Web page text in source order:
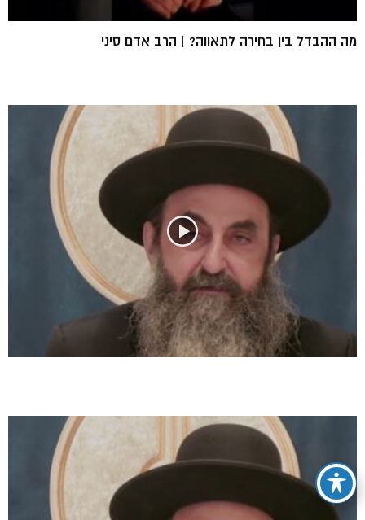
מה ההבדל בין בחירה לתאווה? | הרב אדם סיני